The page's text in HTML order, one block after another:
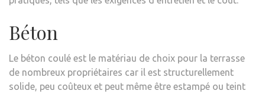
Béton
Le béton coulé est le matériau de choix pour la terrasse
de nombreux propriétaires car il est structurellement
solide, peu coûteux et peut même être estampé ou teint